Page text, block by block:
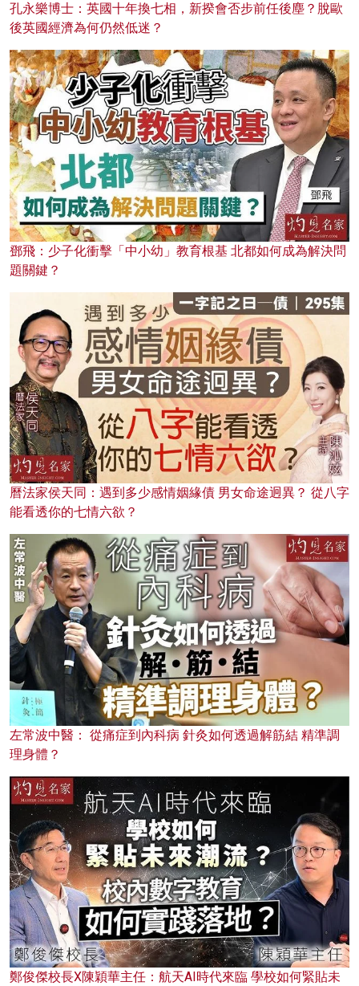
孔永樂博士：英國十年換七相，新揆會否步前任後塵？脫歐
後英國經濟為何仍然低迷？
鄧飛：少子化衝擊「中小幼」教育根基 北都如何成為解決問
題關鍵？
曆法家侯天同：遇到多少感情姻緣債 男女命途迥異？ 從八字
能看透你的七情六欲？
左常波中醫： 從痛症到內科病 針灸如何透過解筋結 精準調
理身體？
鄭俊傑校長X陳穎華主任：航天AI時代來臨 學校如何緊貼未